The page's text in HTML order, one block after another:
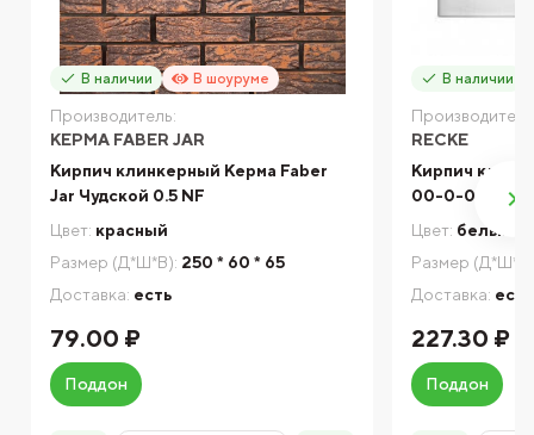
В наличии В шоуруме
Производитель:
КЕРМА FABER JAR
Кирпич клинкерный Керма Faber
Jar Чудской 0.5 NF
Цвет: красный
Размер (Д*Ш*В): 250 * 60 * 65
Доставка: есть
79.00 ₽
Поддон
В наличии
RECKE
Кирпич
00-0-00
Цвет: белый
Размер
Доставка: есть
227.30 ₽
Поддон